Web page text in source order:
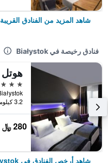
شاهد المزيد من الفنادق القريبة
فنادق رخيصة في Białystok
هوتل 3تريو
3 نجوم
3.2 كيلومتر عن وسط المدينة
280 ﷼
شاهد أرخص الفنادق في Białystok